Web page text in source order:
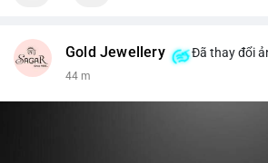
Gold Jewellery Đã thay đổi
44 m